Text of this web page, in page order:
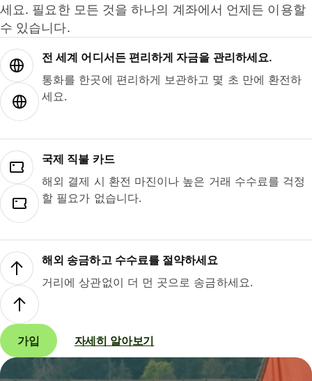
세요. 필요한 모든 것을 하나의 계좌에서 언제든 이용할
수 있습니다.
전 세계 어디서든 편리하게 자금을 관리하세요.
통화를 한곳에 편리하게 보관하고 몇 초 만에 환전하
세요.
국제 직불 카드
해외 결제 시 환전 마진이나 높은 거래 수수료를 걱정
할 필요가 없습니다.
해외 송금하고 수수료를 절약하세요
거리에 상관없이 더 먼 곳으로 송금하세요.
가입 자세히 알아보기